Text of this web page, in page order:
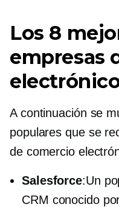
Los 8
empresas
A continuación se
populares que se
de comercio
Salesforce:Un
CRM conocido